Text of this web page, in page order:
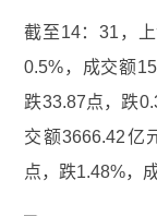
截至14：31，
0.5%，成交额
跌33.87点，跌
交额3666.42亿
点，跌1.48%，